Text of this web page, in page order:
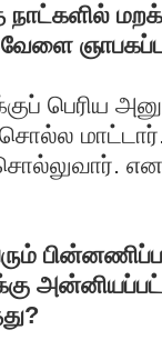
பெரிய
மாட்டார்.